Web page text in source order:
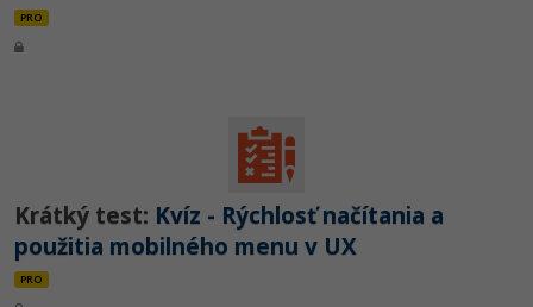
PRO
Krátký test: Kvíz - Rýchlosť načítania a
použitia mobilného menu v UX
PRO